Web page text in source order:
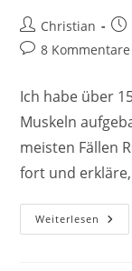
Beitrags-
Autor:
Christian
Beitrags-
8 Kommentare
Ich habe über
Muskeln
meisten Fällen
fort und
Weiterlesen 19
Kilo